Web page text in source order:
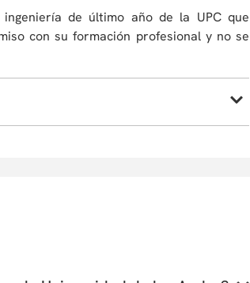
de último año de la UPC que
con su formación profesional y no se
liderazgo, negociación y aprendizaje